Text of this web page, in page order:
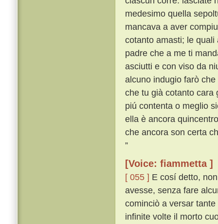
medesimo quella
mancava a aver
cotanto amasti; le
padre che a me ti
asciutti e con viso da
alcuno indugio farò
che tu già cotanto cara
piú contenta o meglio
ella è ancora
che ancora son certa
”
[Voice: fiammetta ]
[ 055 ] E cosí detto,
avesse, senza fare
cominciò a versar
infinite volte il morto